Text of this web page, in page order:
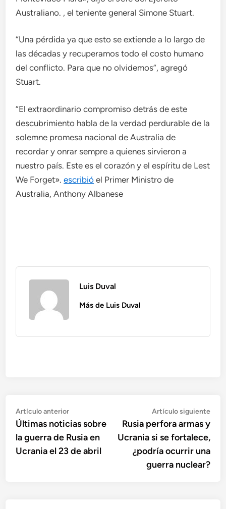
Australiano. , el teniente general Simone Stuart.
“Una pérdida ya que esto se extiende a lo largo de
las décadas y recuperamos todo el costo humano
del conflicto. Para que no olvidemos”, agregó
Stuart.
“El extraordinario compromiso detrás de este
descubrimiento habla de la verdad perdurable de la
solemne promesa nacional de Australia de
recordar y onrar sempre a quienes sirvieron a
nuestro país. Este es el corazón y el espíritu de Lest
We Forget».escribió el Primer Ministro de
Australia, Anthony Albanese
Luis Duval
Más de Luis Duval
Navegación
de
entradas
Artículo anteriorArtículo
anterior:
Últimas noticias sobre
la guerra de Rusia en
Ucrania el 23 de abril
Artículo siguiente
Rusia perfora armas y
Ucrania si se fortalece,
¿podría ocurrir una
guerra nuclear?